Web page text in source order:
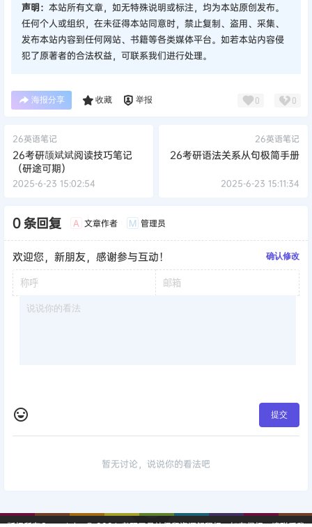
声明： 本站所有文章，如无特殊说明或标注，均为本站原创发布。
任何个人或组织，在未征得本站同意时，禁止复制、盗用、采集、
发布本站内容到任何网站、书籍等各类媒体平台。如若本站内容侵
犯了原著者的合法权益，可联系我们进行处理。
海报分享 收藏 举报 0 0
26英语笔记
26考研颉斌斌阅读技巧笔记
（研途可期）
2025-6-23 15:02:54
26英语笔记
26考研语法关系从句极简手册
2025-6-23 15:11:34
0 条回复 A 文章作者 M 管理员
欢迎您，新朋友，感谢参与互动！ 确认修改
提交
暂无讨论，说说你的看法吧